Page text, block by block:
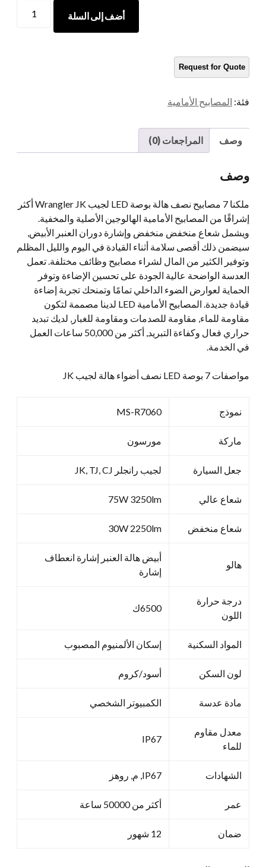
LED
الأمامية
نصف
هالة
بوصة
لجيب
JK
كمية
أضف إلى السلة
فئة: المصابيح الأمامية
وصف المراجعات (0)
وصف
ملكنا 7 مصابيح نصف هالة بوصة LED لجيب Wrangler JK أكثر
إشراقًا من المصابيح الأمامية الهالوجين الأصلية والمخفية.
ويشمل شعاع منخفض منخفض وإشارة دوران العنبر الأبيض,
سيضمن ذلك أقصى سلامة أثناء القيادة في اليوم والليل المظلم
وتوفير الكثير من المال لشراء مصابيح وظائف مختلفة. تعمل
العدسة الواضحة عالية الجودة على تحسين الإضاءة وتوفر
الحماية لعوارض الضوء الداخلي تمامًا وتمنحك تجربة إضاءة
قيادة جديدة. المصابيح الأمامية LED لدينا مصممة لتكون
مقاومة للماء, مقاومة للصدمات ومقاومة للغبار, لديك تبديد
حراري فعال وكفاءة التبريد, أكثر من 50,000 ساعات العمل
في الخدمة.
مواصفات 7 بوصة LED نصف أضواء هالة لجيب JK
نموذج MS-R7060
ماركة مورسون
جعل السيارة لجيب رانجلر JK, TJ, CJ
شعاع عالي 75W 3250lm
شعاع منخفض 30W 2250lm
هالو
أبيض هالة العنبر إشارة انعطاف
إشارة
درجة حرارة
اللون
6500ك
المواد السكنية إسكان الألمنيوم المصبوب
لون السكن أسود/كروم
مادة عدسة الكمبيوتر الشخصي
معدل مقاوم
للماء
IP67
الشهادات IP67, م, روهز
عمر أكثر من 50000 ساعة
ضمان 12 شهور